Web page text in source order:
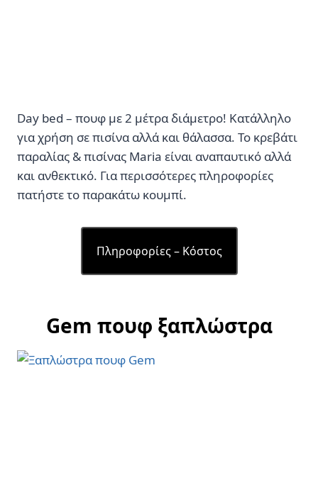
Day bed – πουφ με 2 μέτρα διάμετρο! Κατάλληλο
για χρήση σε πισίνα αλλά και θάλασσα. Το κρεβάτι
παραλίας & πισίνας Maria είναι αναπαυτικό αλλά
και ανθεκτικό. Για περισσότερες πληροφορίες
πατήστε το παρακάτω κουμπί.
Πληροφορίες – Κόστος
Gem πουφ ξαπλώστρα